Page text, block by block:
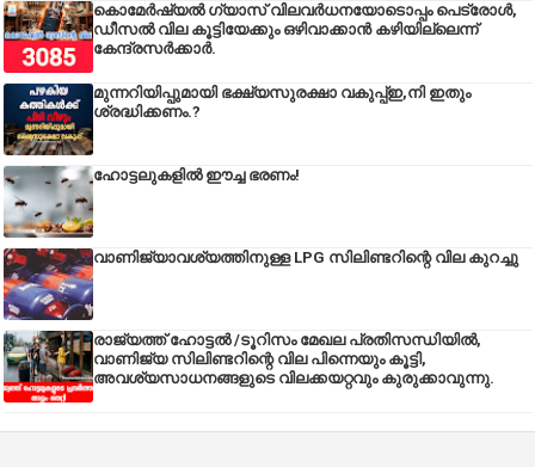
കൊമേർഷ്യൽ ഗ്യാസ് വിലവർധനയോടൊപ്പം പെട്രോൾ,
ഡീസല്‍ വില കൂട്ടിയേക്കും ഒഴിവാക്കാന്‍ കഴിയില്ലെന്ന്
കേന്ദ്രസര്‍ക്കാര്‍.
മുന്നറിയിപ്പുമായി ഭക്ഷ്യസുരക്ഷാ വകുപ്പ്ഇ,നി ഇതും
ശ്രദ്ധിക്കണം.?
ഹോട്ടലുകളിൽ ഈച്ച ഭരണം!
വാണിജ്യാവശ്യത്തിനുള്ള LPG സിലിണ്ടറിന്റെ വില കുറച്ചു
രാജ്യത്ത് ഹോട്ടൽ /ടൂറിസം മേഖല പ്രതിസന്ധിയിൽ,
വാണിജ്യ സിലിണ്ടറിന്റെ വില പിന്നെയും കൂട്ടി,
അവശ്യസാധനങ്ങളുടെ വിലക്കയറ്റവും കുരുക്കാവുന്നു.